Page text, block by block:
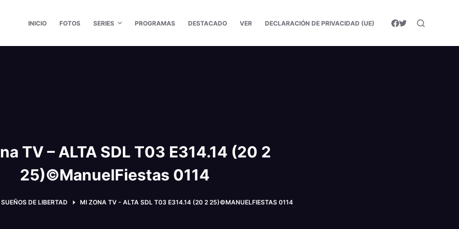
INICIO FOTOS SERIES PROGRAMAS DESTACADO VER DECLARACIÓN DE PRIVACIDAD (UE)
TV – ALTA SDL T03 E314.14 (20 2
25)©ManuelFiestas 0114
SUEÑOS DE LIBERTAD MI ZONA TV - ALTA SDL T03 E314.14 (20 2 25)©MANUELFIESTAS 0114